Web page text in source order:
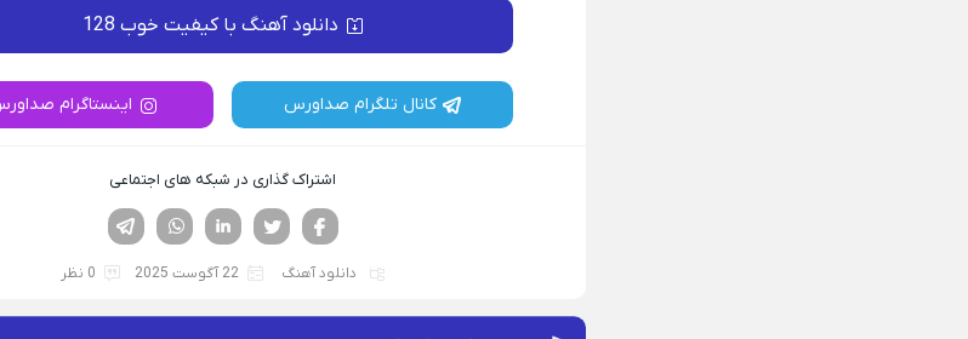
دانلود آهنگ با کیفیت خوب 128
کانال تلگرام صداورس اینستاگرام
اشتراک گذاری در شبکه های اجتماعی
لینکدین تویتر
فیسوک
دانلود آهنگ 22 آگوست 2025 0 نظر